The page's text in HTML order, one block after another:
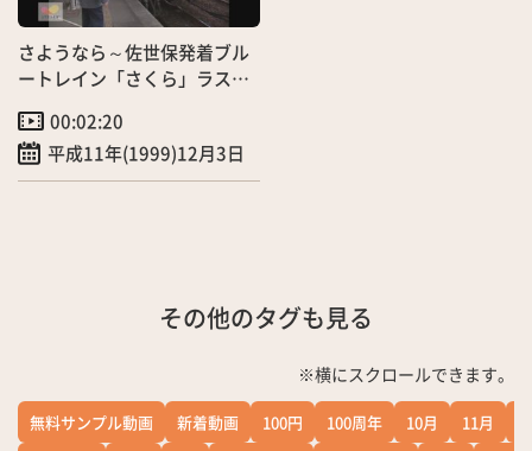
さようなら～佐世保発着ブル
ートレイン「さくら」ラスト
00:02:20
平成11年(1999)12月3日
その他のタグも見る
※横にスクロールできます。
無料サンプル動画 新着動画 100円 100周年 10月 11月